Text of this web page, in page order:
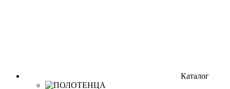
Каталог